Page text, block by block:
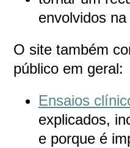
envolvidos
O site também
público em geral:
Ensaios
explicados,
e porque é